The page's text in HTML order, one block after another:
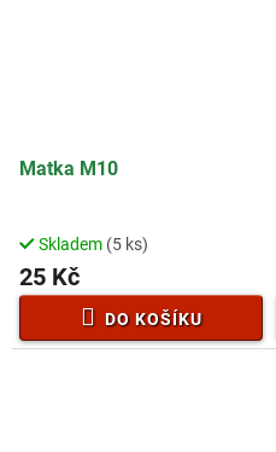
Matka M10
Skladem (5 ks)
25 Kč
DO KOŠÍKU